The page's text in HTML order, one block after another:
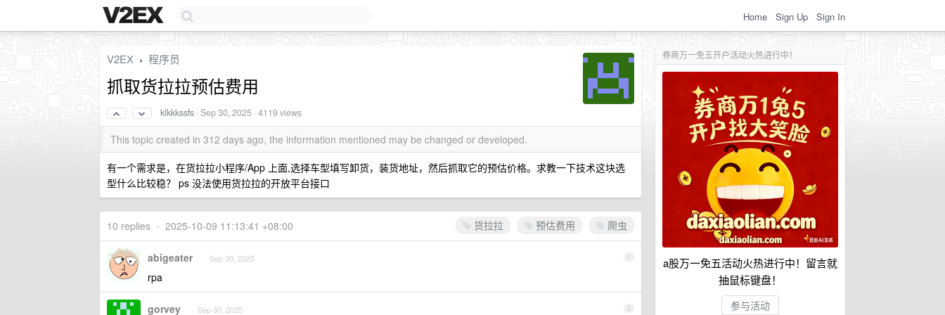
Home Sign Up Sign In
券商万一免五开户活动火热进行中！
a股万一免五活动火热进行中！留言就
抽鼠标键盘！
参与活动
V2EX › 程序员
抓取货拉拉预估费用
klkkkssfs ·Sep 30, 2025 · 4119 views
This topic created in 312 days ago, the information mentioned may be changed or developed.
有一个需求是，在货拉拉小程序/App 上面,选择车型填写卸货，装货地址，然后抓取它的预估价格。求教一下技术这块选
型什么比较稳？ ps 没法使用货拉拉的开放平台接口
货拉拉 预估费用 爬虫
10 replies • 2025-10-09 11:13:41 +08:00
1
abigeater Sep 30, 2025
rpa
2
gorvey Sep 30, 2025